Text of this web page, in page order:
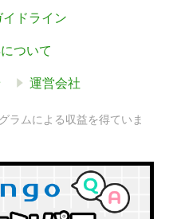
ドライン
ついて
運営会社
ラムによる収益を得ていま